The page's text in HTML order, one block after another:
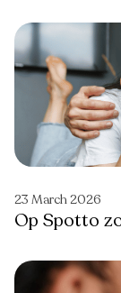
23 March 2026
Op Spotto